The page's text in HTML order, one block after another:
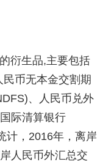
衍生品,主要包括
币无本金交割期
、人民币兑外
际清算银行
计，2016年，离岸
人民币外汇总交